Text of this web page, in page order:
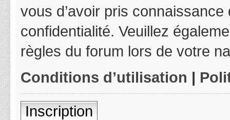
vous d’avoir pris
confidentialité. Veuillez
règles du forum lors de votre
Conditions d’utilisation |
Inscription